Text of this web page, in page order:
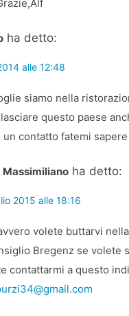
ha detto:
alle 12:48
siamo nella
questo paese
un contatto fatemi
Massimiliano ha detto:
2015 alle 18:16
volete buttarvi
Bregenz se volete
contattarmi a questo